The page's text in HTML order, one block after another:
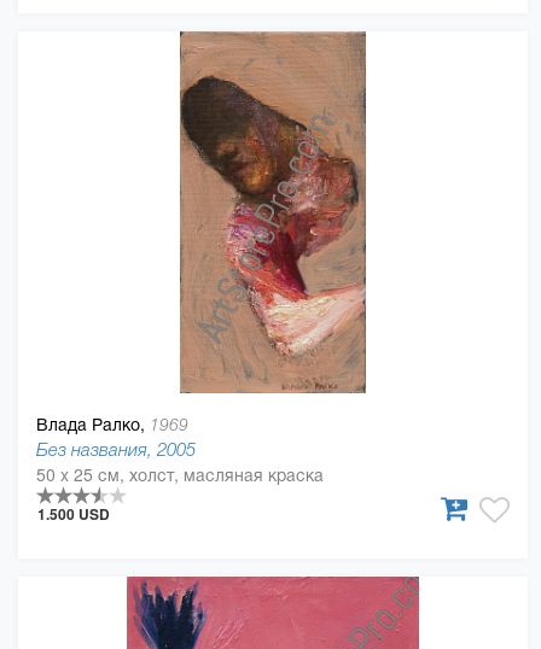
Влада Ралко, 1969
Без названия, 2005
50 x 25 см, холст, масляная краска
1.500 USD